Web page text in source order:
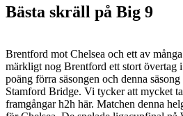
Bästa skräll på Big 9
Brentford mot Chelsea och ett av
märkligt nog Brentford ett stort övertag
poäng förra säsongen och denna
Stamford Bridge. Vi tycker att mycket
framgångar h2h här. Matchen denna